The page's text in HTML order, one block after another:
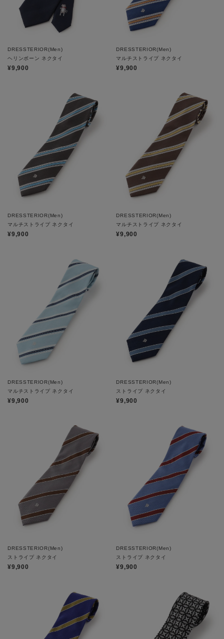
DRESSTERIOR(Men)
ヘリンボーン ネクタイ
¥9,900
DRESSTERIOR(Men)
マルチストライプ ネクタイ
¥9,900
DRESSTERIOR(Men)
マルチストライプ ネクタイ
¥9,900
DRESSTERIOR(Men)
マルチストライプ ネクタイ
¥9,900
DRESSTERIOR(Men)
マルチストライプ ネクタイ
¥9,900
DRESSTERIOR(Men)
ストライプ ネクタイ
¥9,900
DRESSTERIOR(Men)
ストライプ ネクタイ
¥9,900
DRESSTERIOR(Men)
ストライプ ネクタイ
¥9,900